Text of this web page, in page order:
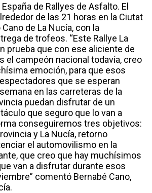
de Rallyes de Asfalto. El
de las 21 horas en la Ciutat
de La Nucía, con la
de trofeos. “Este Rallye La
prueba que con ese aliciente de
el campeón nacional todavía, creo
emoción, para que esos
que se esperan
en las carreteras de la
puedan disfrutar de un
que seguro que lo van a
conseguiremos tres objetivos:
y La Nucía, retorno
el automovilismo en la
que creo que hay muchísimos
van a disfrutar durante esos
comentó Bernabé Cano,